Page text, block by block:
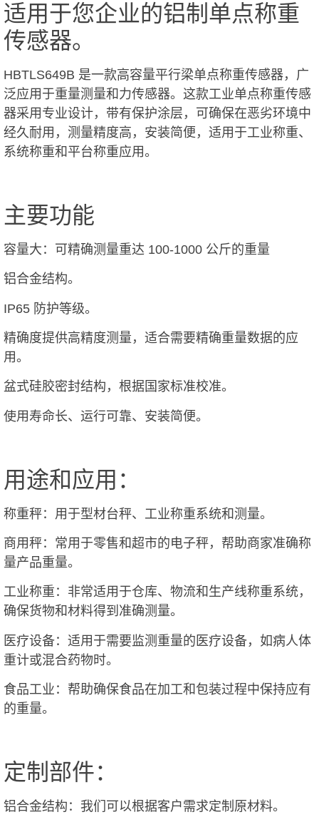
适用于您企业的铝制单点称重
传感器。
HBTLS649B 是一款高容量平行梁单点称重传感器，广
泛应用于重量测量和力传感器。这款工业单点称重传感
器采用专业设计，带有保护涂层，可确保在恶劣环境中
经久耐用，测量精度高，安装简便，适用于工业称重、
系统称重和平台称重应用。
主要功能
容量大：可精确测量重达 100-1000 公斤的重量
铝合金结构。
IP65 防护等级。
精确度提供高精度测量，适合需要精确重量数据的应
用。
盆式硅胶密封结构，根据国家标准校准。
使用寿命长、运行可靠、安装简便。
用途和应用：
称重秤：用于型材台秤、工业称重系统和测量。
商用秤：常用于零售和超市的电子秤，帮助商家准确称
量产品重量。
工业称重：非常适用于仓库、物流和生产线称重系统，
确保货物和材料得到准确测量。
医疗设备：适用于需要监测重量的医疗设备，如病人体
重计或混合药物时。
食品工业：帮助确保食品在加工和包装过程中保持应有
的重量。
定制部件：
铝合金结构：我们可以根据客户需求定制原材料。